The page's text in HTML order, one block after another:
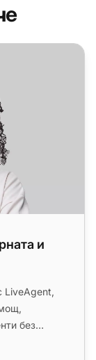
и
LiveAgent,
без